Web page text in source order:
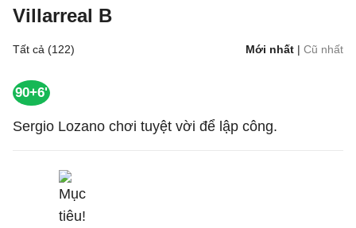
Villarreal B
Tất cả (122) Mới nhất | Cũ nhất
90+6'
Sergio Lozano chơi tuyệt vời để lập công.